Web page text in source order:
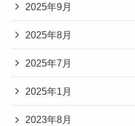
2025年9月
2025年8月
2025年7月
2025年1月
2023年8月